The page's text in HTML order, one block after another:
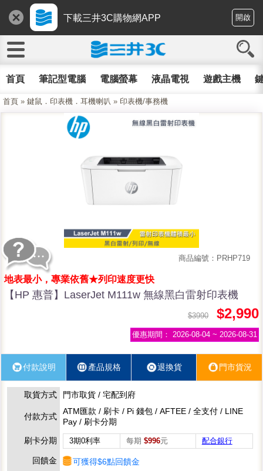
下載三井3C購物網APP 開啟
首頁 筆記型電腦 電腦螢幕 液晶電視 遊戲主機
首頁 » 鍵鼠．印表機．耳機喇叭 » 印表機/事務機
商品編號：PRHP719
地表最小，專業依舊★列印速度更快
【HP 惠普】LaserJet M111w 無線黑白雷射印表機
$3990 $2,990
優惠期間： 2026-08-04 ~ 2026-08-31
付款說明 產品規格 退換貨 門市貨況
取貨方式 門市取貨 / 宅配到府
付款方式
ATM匯款 / 刷卡 / Pi 錢包 / AFTEE / 全支付 / LINE
Pay / 刷卡分期
刷卡分期
3期0利率 每期 $996元 配合銀行
回饋金 可獲得$6點回饋金